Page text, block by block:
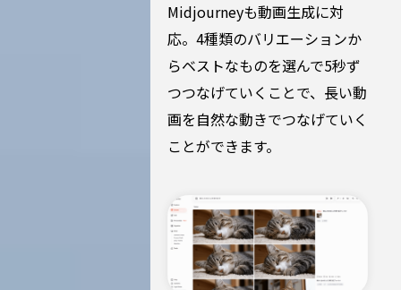
Midjourneyも動画生成に対
応。4種類のバリエーションか
らベストなものを選んで5秒ず
つつなげていくことで、長い動
画を自然な動きでつなげていく
ことができます。